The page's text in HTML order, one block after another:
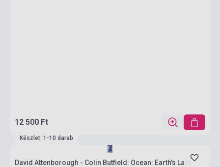
12 500 Ft
Készlet: 1-10 darab
David Attenborough - Colin Butfield: Ocean: Earth's Last